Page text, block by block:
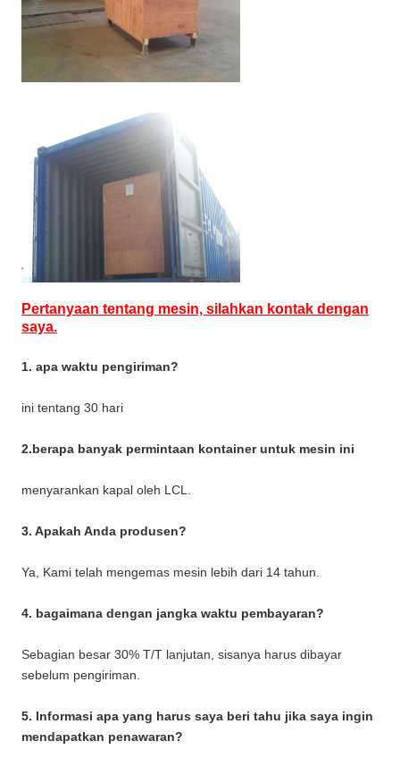
Pertanyaan tentang mesin, silahkan kontak dengan
saya.
1. apa waktu pengiriman?
ini tentang 30 hari
2.berapa banyak permintaan kontainer untuk mesin ini
menyarankan kapal oleh LCL.
3. Apakah Anda produsen?
Ya, Kami telah mengemas mesin lebih dari 14 tahun.
4. bagaimana dengan jangka waktu pembayaran?
Sebagian besar 30% T/T lanjutan, sisanya harus dibayar
sebelum pengiriman.
5. Informasi apa yang harus saya beri tahu jika saya ingin
mendapatkan penawaran?